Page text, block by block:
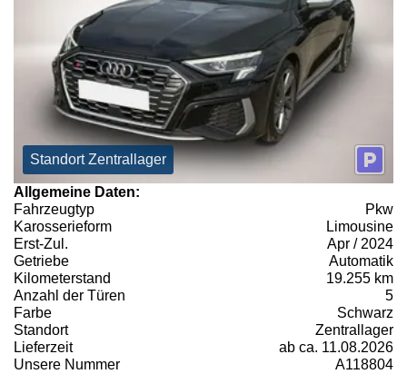
Standort Zentrallager
Allgemeine Daten:
Fahrzeugtyp
Pkw
Karosserieform
Limousine
Erst-Zul.
Apr / 2024
Getriebe
Automatik
Kilometerstand
19.255 km
Anzahl der Türen
5
Farbe
Schwarz
Standort
Zentrallager
Lieferzeit
ab ca. 11.08.2026
Unsere Nummer
A118804